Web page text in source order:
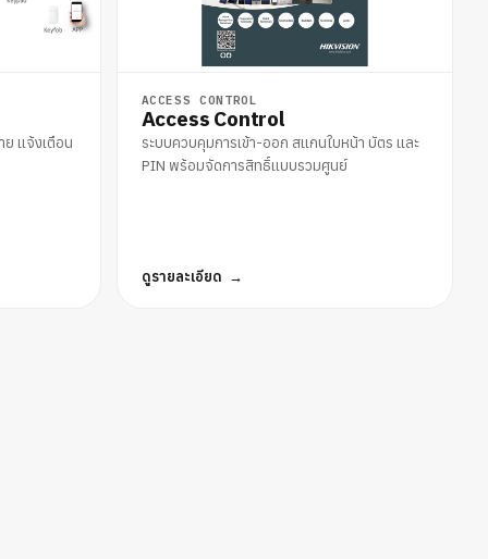
ย แจ้งเตือน
ACCESS CONTROL
Access Control
ระบบควบคุมการเข้า-ออก สแกนใบหน้า บัตร และ
PIN พร้อมจัดการสิทธิ์แบบรวมศูนย์
ดูรายละเอียด